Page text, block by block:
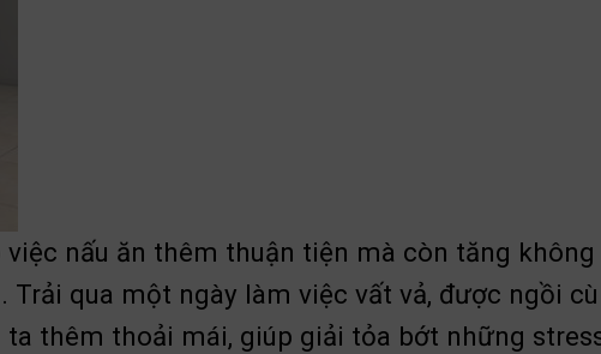
nấu ăn thêm thuận tiện mà còn tăng
Trải qua một ngày làm việc vất vả, được ngồi
thêm thoải mái, giúp giải tỏa bớt những